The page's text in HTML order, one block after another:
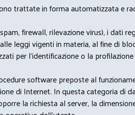
trattate in forma automatizzata e
firewall, rilevazione virus), i dati
leggi vigenti in materia, al fine di
per l'identificazione o la
software preposte al
di Internet. In questa categoria di
la richiesta al server, la